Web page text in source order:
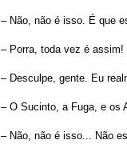
– Não, não é isso. É que
– Porra, toda vez é assim!
– Desculpe, gente. Eu
– O Sucinto, a Fuga, e os
– Não, não é isso... Não